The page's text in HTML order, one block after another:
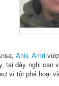
Anis Amri
tại đây nghi can
vì tội phá hoại